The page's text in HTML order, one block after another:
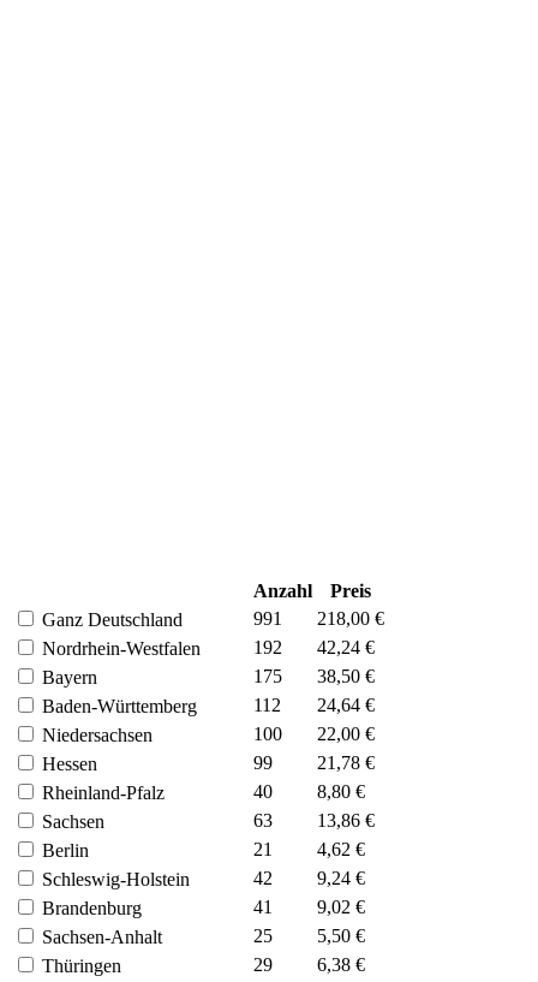
Anzahl
Preis
Ganz Deutschland
991
218,00 €
Nordrhein-Westfalen
192
42,24 €
Bayern
175
38,50 €
Baden-Württemberg
112
24,64 €
Niedersachsen
100
22,00 €
Hessen
99
21,78 €
Rheinland-Pfalz
40
8,80 €
Sachsen
63
13,86 €
Berlin
21
4,62 €
Schleswig-Holstein
42
9,24 €
Brandenburg
41
9,02 €
Sachsen-Anhalt
25
5,50 €
Thüringen
29
6,38 €